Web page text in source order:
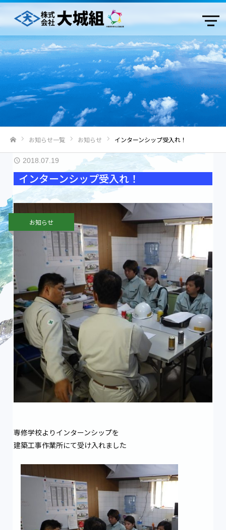
お知らせ一覧 お知らせ インターンシップ受入れ！
2018.07.19
インターンシップ受入れ！
お知らせ
専修学校よりインターンシップを
建築工事作業所にて受け入れました